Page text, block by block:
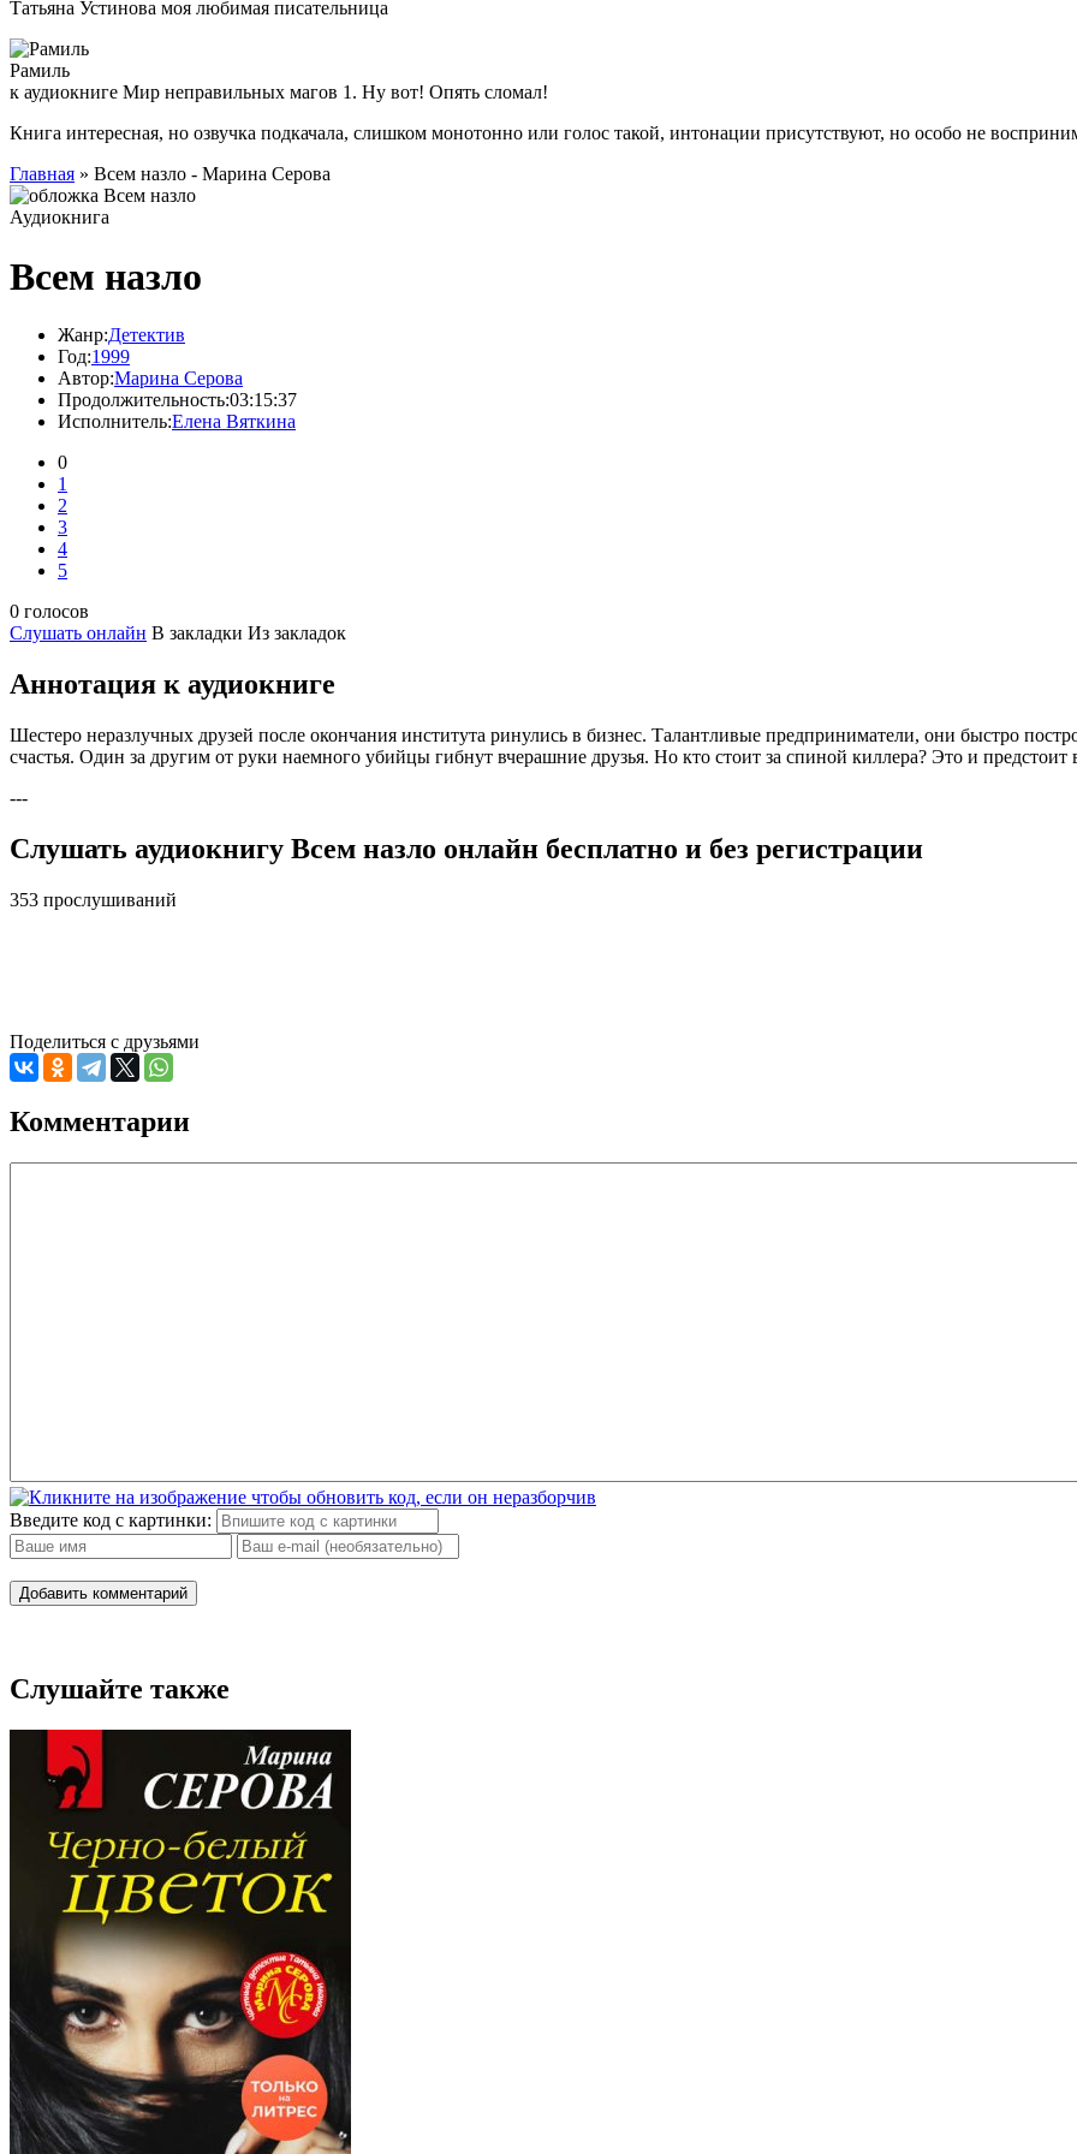
Татьяна Устинова моя любимая писательница
Рамиль
к аудиокниге Мир неправильных магов 1. Ну вот! Опять сломал!
Книга интересная, но озвучка подкачала, слишком монотонно или голос такой, интонации присутствуют, но особо не
Главная » Всем назло - Марина Серова
Аудиокнига
Всем назло
Жанр:Детектив
Год:1999
Автор:Марина Серова
Продолжительность:03:15:37
Исполнитель:Елена Вяткина
0
1
2
3
4
5
0 голосов
Слушать онлайн В закладки Из закладок
Аннотация к аудиокниге
Шестеро неразлучных друзей после окончания института ринулись в бизнес. Талантливые предприниматели, они быстро
счастья. Один за другим от руки наемного убийцы гибнут вчерашние друзья. Но кто стоит за спиной киллера? Это и
---
Слушать аудиокнигу Всем назло онлайн бесплатно и без регистрации
353 прослушиваний
Поделиться с друзьями
Комментарии
Введите код с картинки:
Добавить комментарий
Слушайте также